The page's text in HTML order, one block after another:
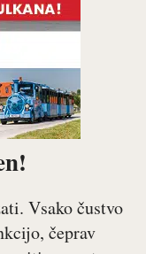
Vsako čustvo
čeprav